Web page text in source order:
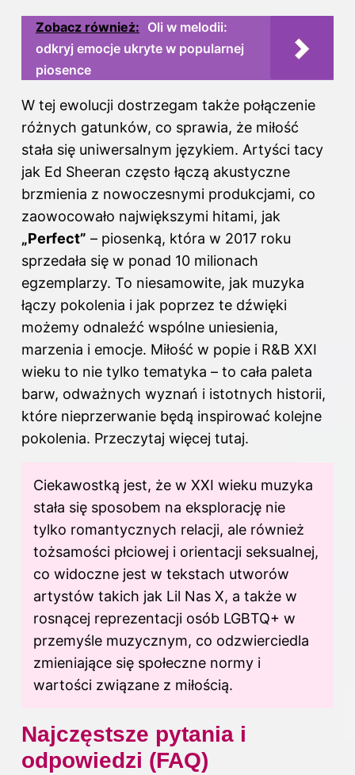
Zobacz również: Oli w melodii:
odkryj emocje ukryte w popularnej
piosence
W tej ewolucji dostrzegam także połączenie
różnych gatunków, co sprawia, że miłość
stała się uniwersalnym językiem. Artyści tacy
jak Ed Sheeran często łączą akustyczne
brzmienia z nowoczesnymi produkcjami, co
zaowocowało największymi hitami, jak
„Perfect” – piosenką, która w 2017 roku
sprzedała się w ponad 10 milionach
egzemplarzy. To niesamowite, jak muzyka
łączy pokolenia i jak poprzez te dźwięki
możemy odnaleźć wspólne uniesienia,
marzenia i emocje. Miłość w popie i R&B XXI
wieku to nie tylko tematyka – to cała paleta
barw, odważnych wyznań i istotnych historii,
które nieprzerwanie będą inspirować kolejne
pokolenia. Przeczytaj więcej tutaj.
Ciekawostką jest, że w XXI wieku muzyka
stała się sposobem na eksplorację nie
tylko romantycznych relacji, ale również
tożsamości płciowej i orientacji seksualnej,
co widoczne jest w tekstach utworów
artystów takich jak Lil Nas X, a także w
rosnącej reprezentacji osób LGBTQ+ w
przemyśle muzycznym, co odzwierciedla
zmieniające się społeczne normy i
wartości związane z miłością.
Najczęstsze pytania i
odpowiedzi (FAQ)